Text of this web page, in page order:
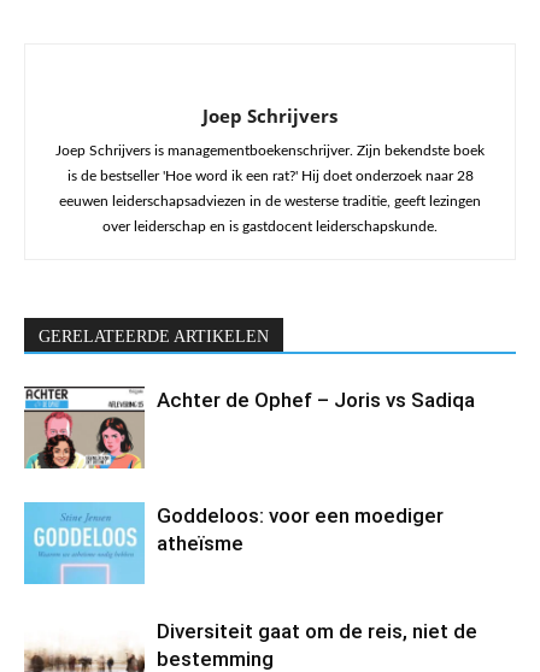
Joep Schrijvers
Joep Schrijvers is managementboekenschrijver. Zijn bekendste boek
is de bestseller 'Hoe word ik een rat?' Hij doet onderzoek naar 28
eeuwen leiderschapsadviezen in de westerse traditie, geeft lezingen
over leiderschap en is gastdocent leiderschapskunde.
GERELATEERDE ARTIKELEN
Achter de Ophef – Joris vs Sadiqa
Goddeloos: voor een moediger
atheïsme
Diversiteit gaat om de reis, niet de
bestemming